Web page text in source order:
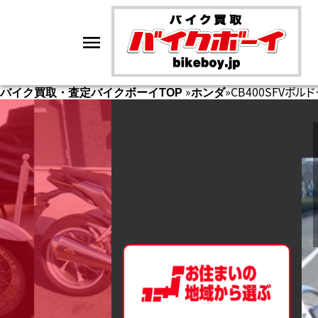
バイク買取・査定バイクボーイTOP»ホンダ»CB400SFVボル